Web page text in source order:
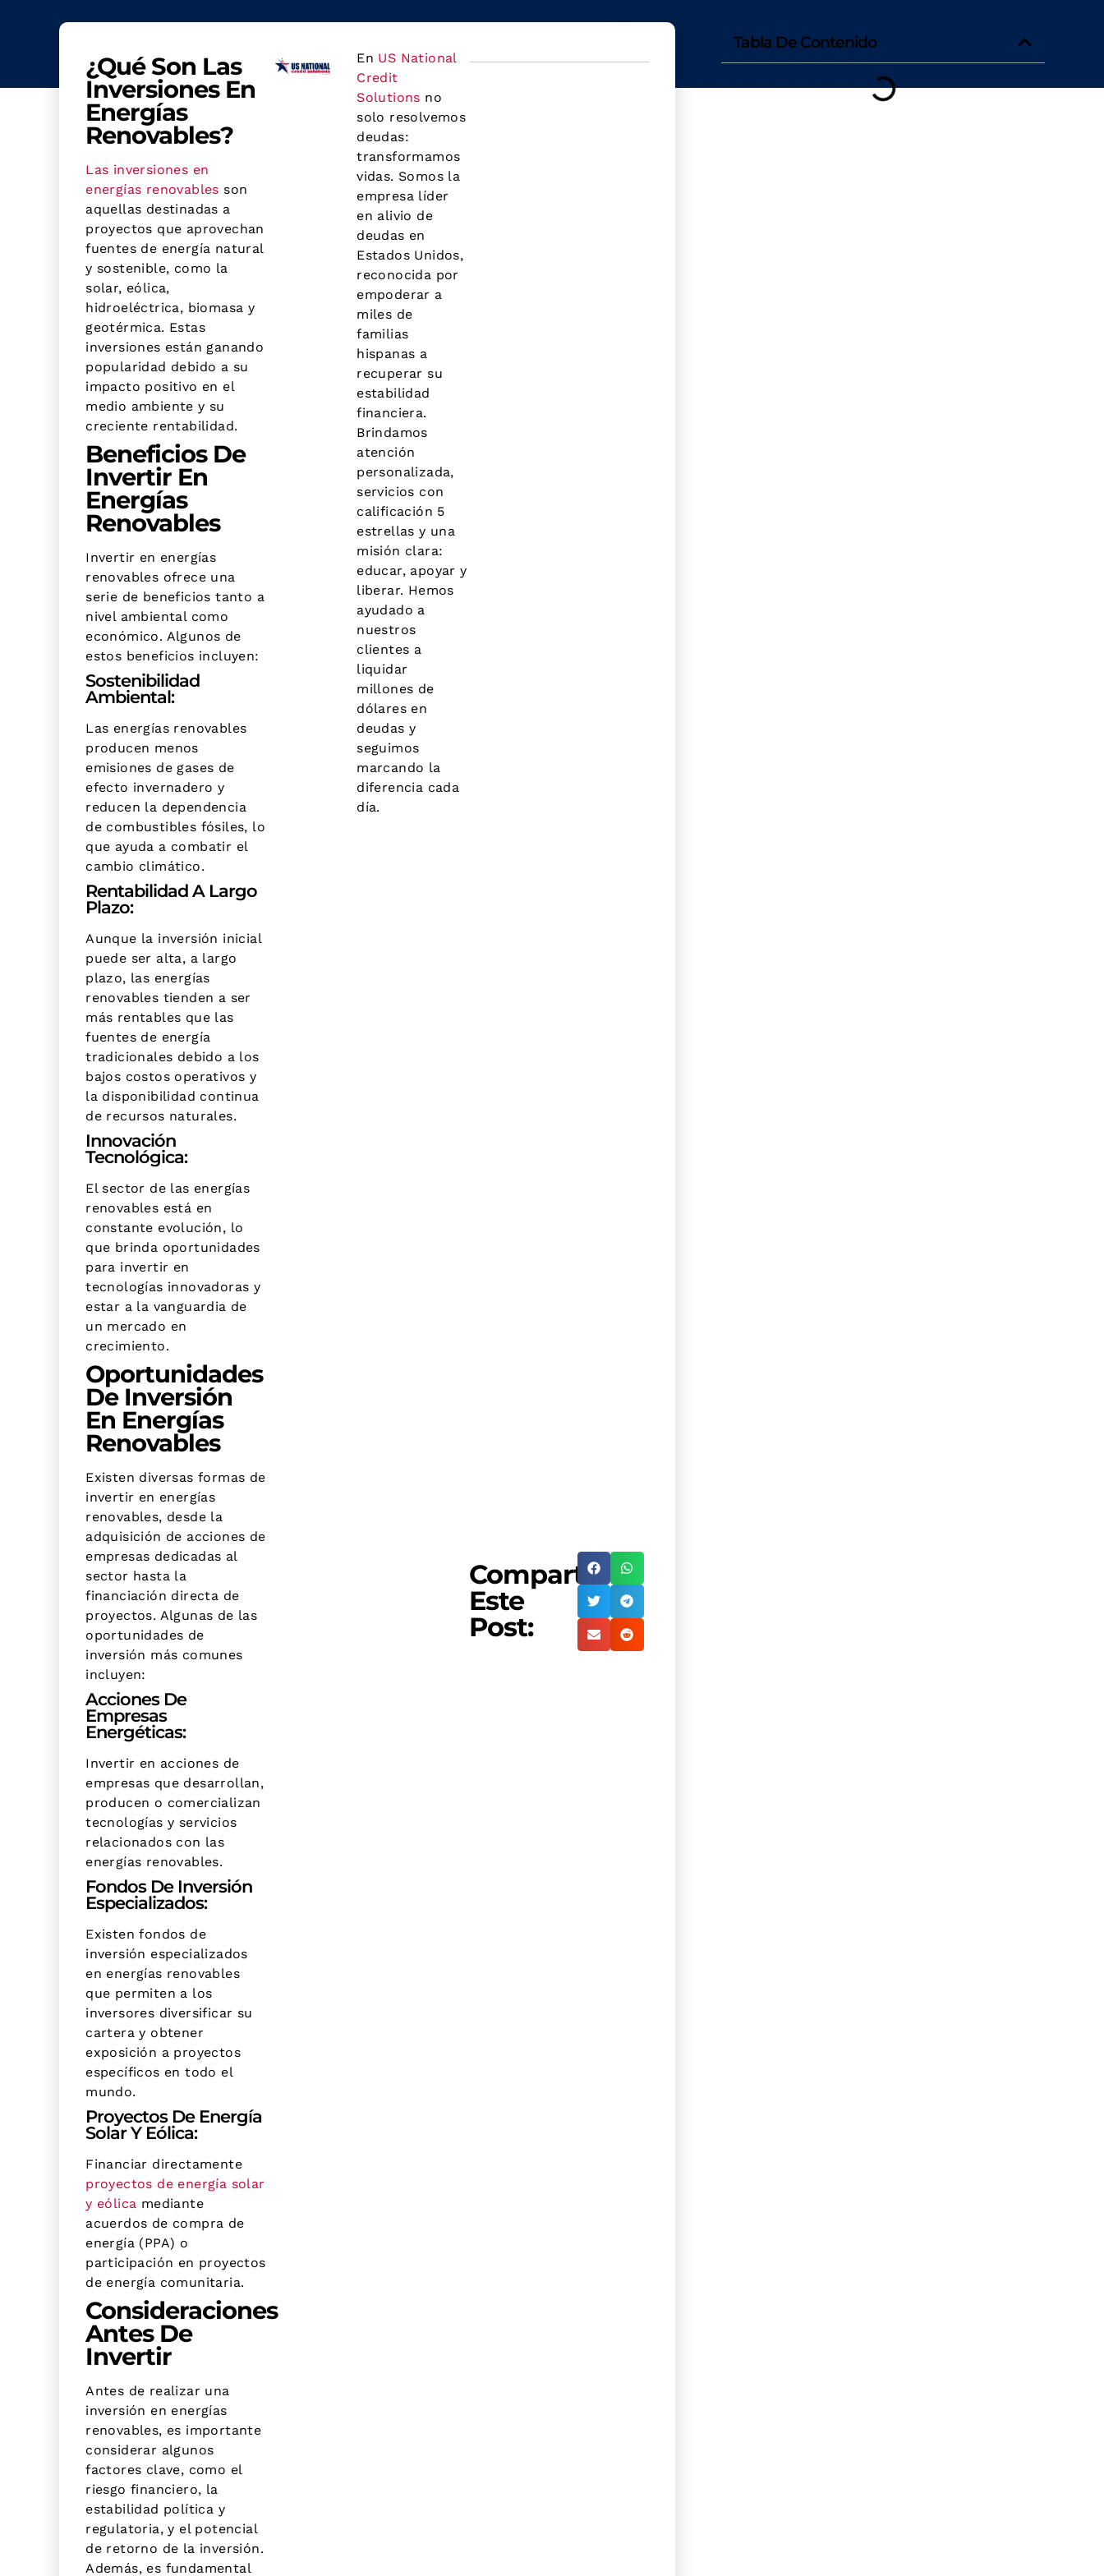
¿Qué Son Las
Inversiones En
Energías
Renovables?
Las inversiones en
energías renovables son
aquellas destinadas a
proyectos que aprovechan
fuentes de energía natural
y sostenible, como la
solar, eólica,
hidroeléctrica, biomasa y
geotérmica. Estas
inversiones están ganando
popularidad debido a su
impacto positivo en el
medio ambiente y su
creciente rentabilidad.
Beneficios De
Invertir En
Energías
Renovables
Invertir en energías
renovables ofrece una
serie de beneficios tanto a
nivel ambiental como
económico. Algunos de
estos beneficios incluyen:
Sostenibilidad
Ambiental:
Las energías renovables
producen menos
emisiones de gases de
efecto invernadero y
reducen la dependencia
de combustibles fósiles, lo
que ayuda a combatir el
cambio climático.
Rentabilidad A Largo
Plazo:
Aunque la inversión inicial
puede ser alta, a largo
plazo, las energías
renovables tienden a ser
más rentables que las
fuentes de energía
tradicionales debido a los
bajos costos operativos y
la disponibilidad continua
de recursos naturales.
Innovación
Tecnológica:
El sector de las energías
renovables está en
constante evolución, lo
que brinda oportunidades
para invertir en
tecnologías innovadoras y
estar a la vanguardia de
un mercado en
crecimiento.
Oportunidades
De Inversión
En Energías
Renovables
Existen diversas formas de
invertir en energías
renovables, desde la
adquisición de acciones de
empresas dedicadas al
sector hasta la
financiación directa de
proyectos. Algunas de las
oportunidades de
inversión más comunes
incluyen:
Acciones De
Empresas
Energéticas:
Invertir en acciones de
empresas que desarrollan,
producen o comercializan
tecnologías y servicios
relacionados con las
energías renovables.
Fondos De Inversión
Especializados:
Existen fondos de
inversión especializados
en energías renovables
que permiten a los
inversores diversificar su
cartera y obtener
exposición a proyectos
específicos en todo el
mundo.
Proyectos De Energía
Solar Y Eólica:
Financiar directamente
proyectos de energía solar
y eólica mediante
acuerdos de compra de
energía (PPA) o
participación en proyectos
de energía comunitaria.
Consideraciones
Antes De
Invertir
Antes de realizar una
inversión en energías
renovables, es importante
considerar algunos
factores clave, como el
riesgo financiero, la
estabilidad política y
regulatoria, y el potencial
de retorno de la inversión.
Además, es fundamental
En US National
Credit
Solutions no
solo resolvemos
deudas:
transformamos
vidas. Somos la
empresa líder
en alivio de
deudas en
Estados Unidos,
reconocida por
empoderar a
miles de
familias
hispanas a
recuperar su
estabilidad
financiera.
Brindamos
atención
personalizada,
servicios con
calificación 5
estrellas y una
misión clara:
educar, apoyar y
liberar. Hemos
ayudado a
nuestros
clientes a
liquidar
millones de
dólares en
deudas y
seguimos
marcando la
diferencia cada
día.
Compartir
Este
Post:
Tabla De Contenido